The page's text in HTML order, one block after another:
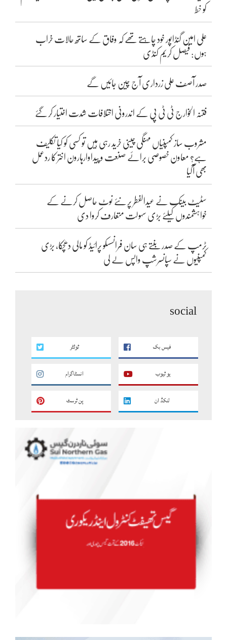
کو خط
علی امین گنڈاپور خود چاہتے تھے کہ وفاق کے ساتھ حالات خراب
ہوں: فیصل کریم کنڈی
صدر آصف علی زرداری آج چین جائیں گے
فتنہ الخوارج ٹی ٹی پی کے اندرونی اختلافات شدت اختیار کر گئے
مشروب ساز کمپنیاں مہنگی چینی خرید رہی ہیں تو کسی کو کیا تکلیف
ہے؟ معاون خصوصی برائے صنعت و پیداوارہارون اختر کا ردعمل
بھی آگیا
سٹیٹ بینک نے عیدالفطر پر نئے نوٹ حاصل کرنے کے
خواہشمندوں کیلئے بڑی سہولت متعارف کروا دی
ٹرمپ کے صدر بنتے ہی سان فرانسسکو پرائیڈ کو مالی دھچکا، بڑی
کمپنیوں نے سپانسرشپ واپس لے لی
social
فیس بک ٹوئٹر
یو ٹیوب انسٹاگرام
لنکڈ ان پن ٹرسٹ